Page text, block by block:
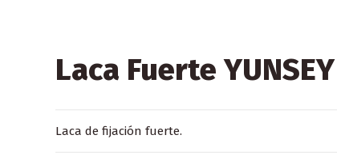
Laca Fuerte
Laca de fijación fuerte.